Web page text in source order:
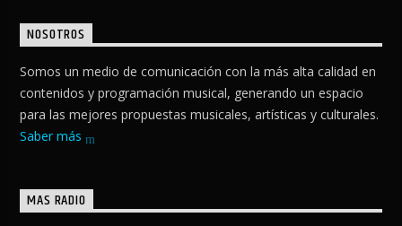
NOSOTROS
Somos un medio de comunicación con la más alta calidad en
contenidos y programación musical, generando un espacio
para las mejores propuestas musicales, artísticas y culturales.
Saber más
MAS RADIO